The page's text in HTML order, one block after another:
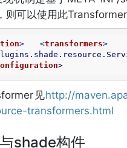
则可以使用此Transformer
> <transformers>
>
见http://
transformers.html
shade构件